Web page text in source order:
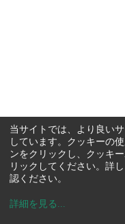
当サイトでは、より良い
しています。クッキーの
ンをクリックし、クッキ
リックしてください。詳
認ください。
詳細を見る ...